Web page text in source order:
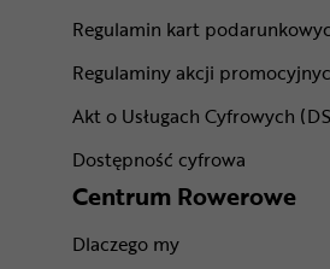
Regulamin kart
Regulaminy akcji
Akt o Usługach Cyfrowych
Dostępność cyfrowa
Centrum Rowerowe
Dlaczego my